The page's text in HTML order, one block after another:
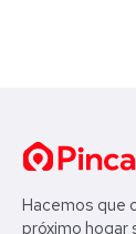
Hacemos que
próximo hogar